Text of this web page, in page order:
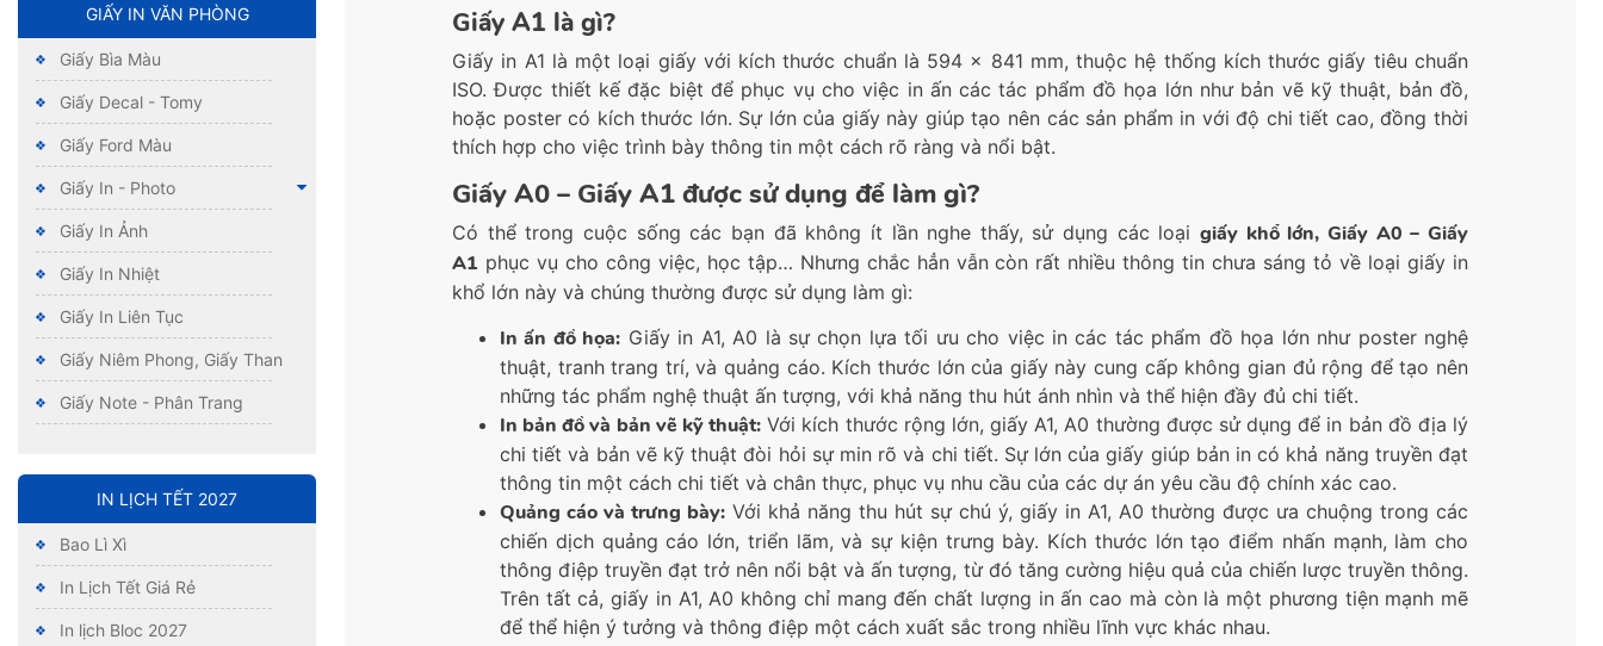
GIẤY IN VĂN PHÒNG
Giấy Bìa Màu
Giấy Decal - Tomy
Giấy Ford Màu
Giấy In - Photo
Giấy In Ảnh
Giấy In Nhiệt
Giấy In Liên Tục
Giấy Niêm Phong, Giấy Than
Giấy Note - Phân Trang
IN LỊCH TẾT 2027
Bao Lì Xì
In Lịch Tết Giá Rẻ
In lịch Bloc 2027
Giấy A1 là gì?
Giấy in A1 là một loại giấy với kích thước chuẩn là 594 x 841 mm, thuộc hệ thống kích thước giấy tiêu chuẩn
ISO. Được thiết kế đặc biệt để phục vụ cho việc in ấn các tác phẩm đồ họa lớn như bản vẽ kỹ thuật, bản đồ,
hoặc poster có kích thước lớn. Sự lớn của giấy này giúp tạo nên các sản phẩm in với độ chi tiết cao, đồng thời
thích hợp cho việc trình bày thông tin một cách rõ ràng và nổi bật.
Giấy A0 – Giấy A1 được sử dụng để làm gì?
Có thể trong cuộc sống các bạn đã không ít lần nghe thấy, sử dụng các loạigiấy khổ lớn, Giấy A0 – Giấy
A1 phục vụ cho công việc, học tập… Nhưng chắc hẳn vẫn còn rất nhiều thông tin chưa sáng tỏ về loại giấy in
khổ lớn này và chúng thường được sử dụng làm gì:
In ấn đồ họa: Giấy in A1, A0 là sự chọn lựa tối ưu cho việc in các tác phẩm đồ họa lớn như poster nghệ
thuật, tranh trang trí, và quảng cáo. Kích thước lớn của giấy này cung cấp không gian đủ rộng để tạo nên
những tác phẩm nghệ thuật ấn tượng, với khả năng thu hút ánh nhìn và thể hiện đầy đủ chi tiết.
In bản đồ và bản vẽ kỹ thuật: Với kích thước rộng lớn, giấy A1, A0 thường được sử dụng để in bản đồ địa lý
chi tiết và bản vẽ kỹ thuật đòi hỏi sự min rõ và chi tiết. Sự lớn của giấy giúp bản in có khả năng truyền đạt
thông tin một cách chi tiết và chân thực, phục vụ nhu cầu của các dự án yêu cầu độ chính xác cao.
Quảng cáo và trưng bày: Với khả năng thu hút sự chú ý, giấy in A1, A0 thường được ưa chuộng trong các
chiến dịch quảng cáo lớn, triển lãm, và sự kiện trưng bày. Kích thước lớn tạo điểm nhấn mạnh, làm cho
thông điệp truyền đạt trở nên nổi bật và ấn tượng, từ đó tăng cường hiệu quả của chiến lược truyền thông.
Trên tất cả, giấy in A1, A0 không chỉ mang đến chất lượng in ấn cao mà còn là một phương tiện mạnh mẽ
để thể hiện ý tưởng và thông điệp một cách xuất sắc trong nhiều lĩnh vực khác nhau.